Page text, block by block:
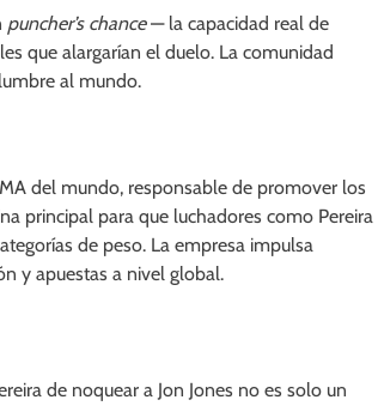
puncher’s chance— la capacidad real de
que alargarían el duelo. La comunidad
al mundo.
del mundo, responsable de promover los
principal para que luchadores como Pereira
de peso. La empresa impulsa
y apuestas a nivel global.
de noquear a Jon Jones no es solo un